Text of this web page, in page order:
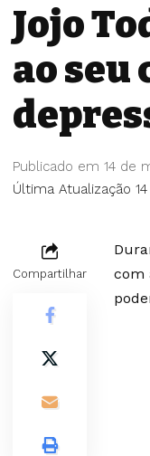
Jojo
ao seu
Última Atualização
Publicado em 14 de
Compartilhar
com